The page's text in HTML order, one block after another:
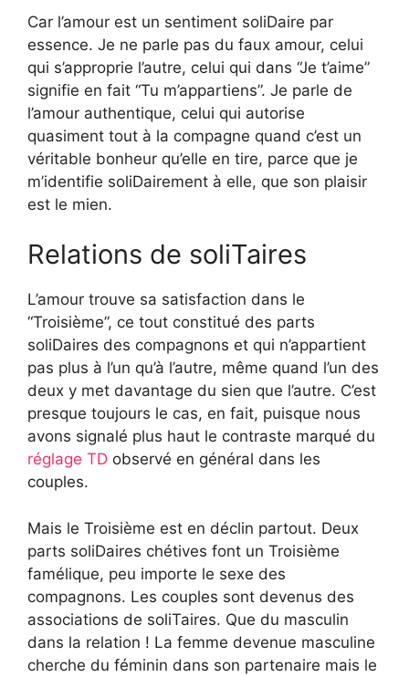
Car l’amour est un sentiment soliDaire par
essence. Je ne parle pas du faux amour, celui
qui s’approprie l’autre, celui qui dans “Je t’aime”
signifie en fait “Tu m’appartiens”. Je parle de
l’amour authentique, celui qui autorise
quasiment tout à la compagne quand c’est un
véritable bonheur qu’elle en tire, parce que je
m’identifie soliDairement à elle, que son plaisir
est le mien.
Relations de soliTaires
L’amour trouve sa satisfaction dans le
“Troisième”, ce tout constitué des parts
soliDaires des compagnons et qui n’appartient
pas plus à l’un qu’à l’autre, même quand l’un des
deux y met davantage du sien que l’autre. C’est
presque toujours le cas, en fait, puisque nous
avons signalé plus haut le contraste marqué du
réglage TD observé en général dans les
couples.
Mais le Troisième est en déclin partout. Deux
parts soliDaires chétives font un Troisième
famélique, peu importe le sexe des
compagnons. Les couples sont devenus des
associations de soliTaires. Que du masculin
dans la relation ! La femme devenue masculine
cherche du féminin dans son partenaire mais le